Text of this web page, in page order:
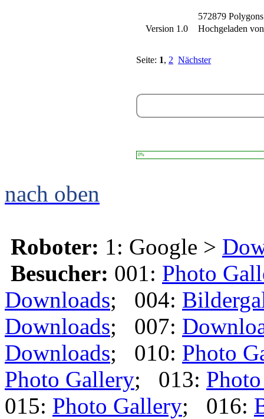
572879 Polygons
Version 1.0
Hochgeladen
Seite: 1, 2 Nächster
0%
nach oben
Roboter: 1: Google >
Besucher: 001: Photo
Downloads; 004:
Downloads; 007:
Downloads; 010: Photo
Photo Gallery; 013:
015: Photo Gallery; 016: